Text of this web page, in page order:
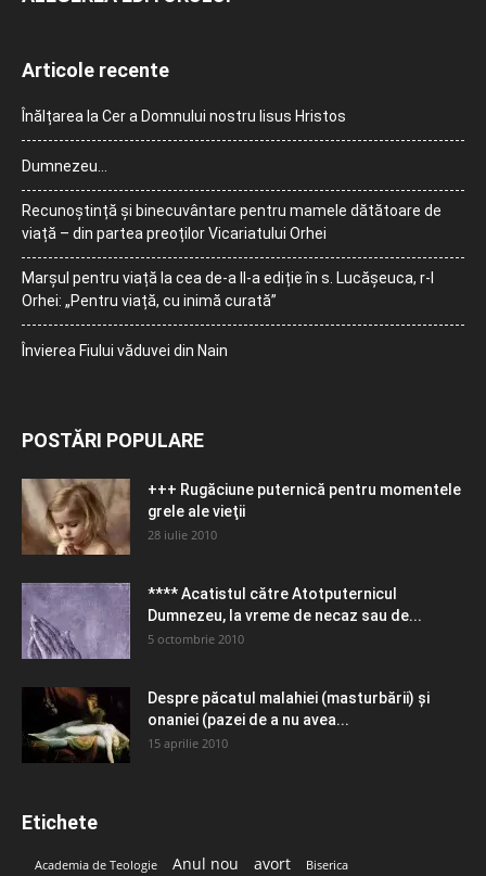
Articole recente
Înălțarea la Cer a Domnului nostru Iisus Hristos
Dumnezeu…
Recunoștință și binecuvântare pentru mamele dătătoare de
viață – din partea preoților Vicariatului Orhei
Marșul pentru viață la cea de-a II-a ediție în s. Lucășeuca, r-l
Orhei: „Pentru viață, cu inimă curată”
Învierea Fiului văduvei din Nain
POSTĂRI POPULARE
+++ Rugăciune puternică pentru momentele
grele ale vieţii
28 iulie 2010
**** Acatistul către Atotputernicul
Dumnezeu, la vreme de necaz sau de...
5 octombrie 2010
Despre păcatul malahiei (masturbării) şi
onaniei (pazei de a nu avea...
15 aprilie 2010
Etichete
Academia de Teologie Anul nou avort Biserica